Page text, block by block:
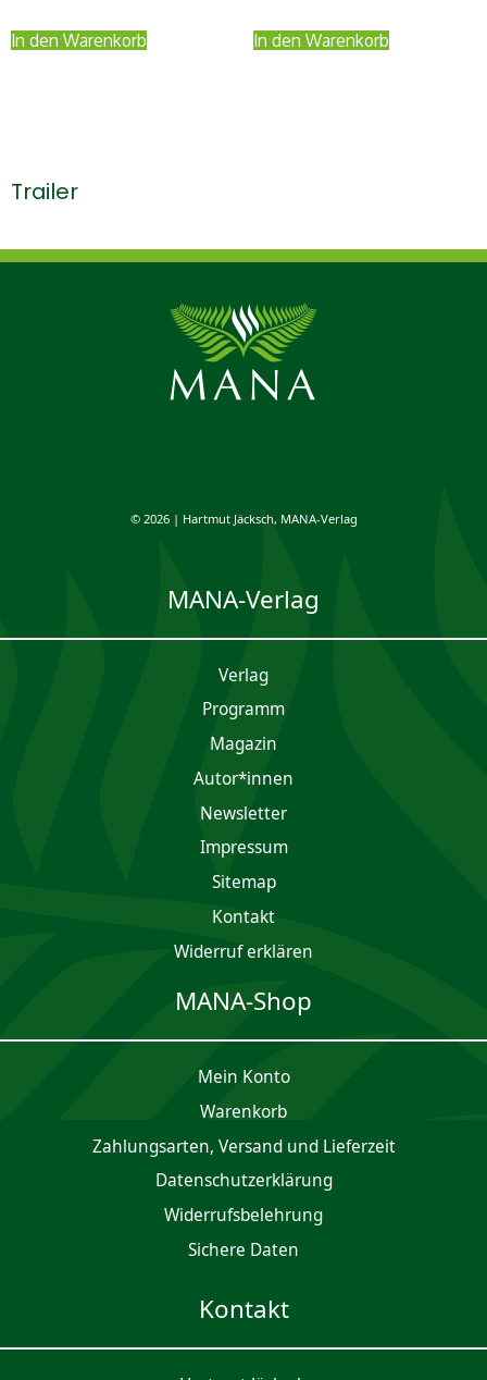
In den Warenkorb In den Warenkorb
Trailer
© 2026 | Hartmut Jäcksch, MANA-Verlag
MANA-Verlag
Verlag
Programm
Magazin
Autor*innen
Newsletter
Impres­sum
Sitemap
Kontakt
Widerruf erklären
MANA-Shop
Mein Konto
Waren­korb
Zahlungsarten, Versand und Lieferzeit
Daten­schutz­er­klärung
Widerrufsbelehrung
Sichere Daten
Kontakt